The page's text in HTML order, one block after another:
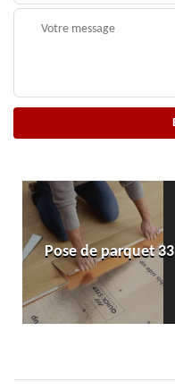
Pose de parquet 33